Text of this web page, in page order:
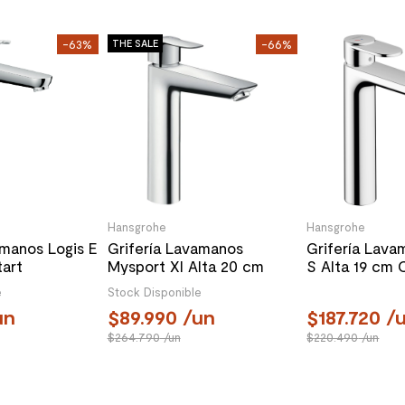
-63%
Logis E
THE SALE -66%
Hansgrohe
Grifería Lavamanos
Mysport Xl Alta 20 cm
S/Desagüe 71112000
Cromo
Stock Disponible
89.990 /un
264.790/un
Hansgrohe
Grifería
S Alta 19 cm
187.720 /
220.490/un